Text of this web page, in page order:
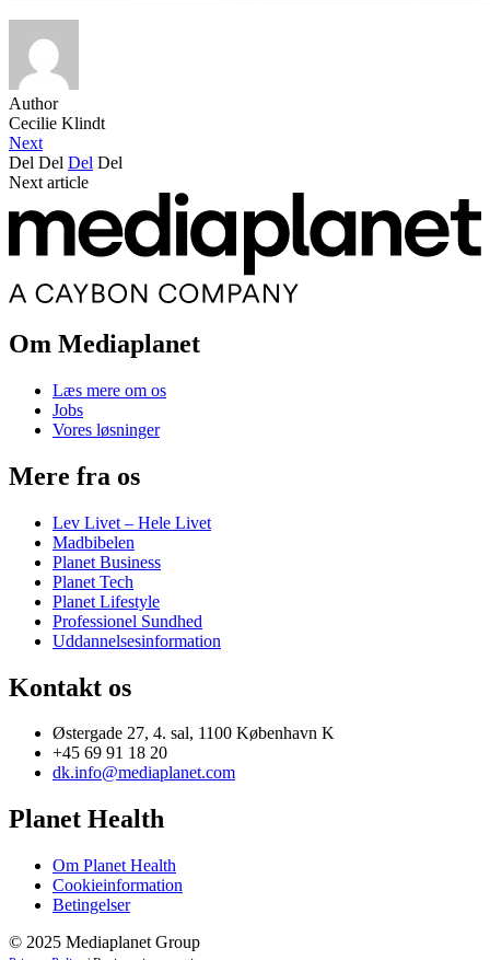
Author
Cecilie Klindt
Next
Del Del Del Del
Next article
Om Mediaplanet
Læs mere om os
Jobs
Vores løsninger
Mere fra os
Lev Livet – Hele Livet
Madbibelen
Planet Business
Planet Tech
Planet Lifestyle
Professionel Sundhed
Uddannelsesinformation
Kontakt os
Østergade 27, 4. sal, 1100 København K
+45 69 91 18 20
dk.info@mediaplanet.com
Planet Health
Om Planet Health
Cookieinformation
Betingelser
© 2025 Mediaplanet Group